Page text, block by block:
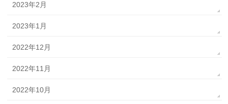
2023年2月
2023年1月
2022年12月
2022年11月
2022年10月